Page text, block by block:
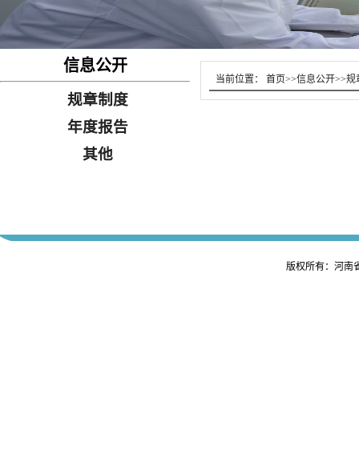
信息公开
规章制度
年度报告
其他
当前位置： 首页>>信息公开>>规
版权所有：河南